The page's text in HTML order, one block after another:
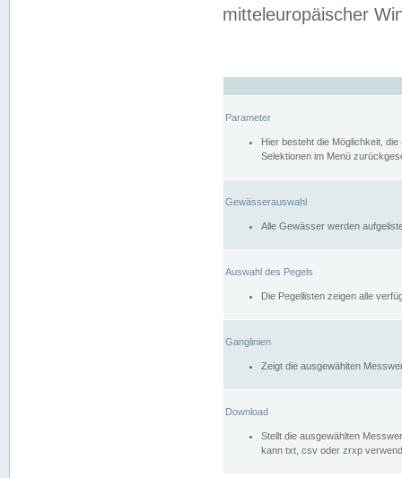
mitteleuropäischer
Parameter
Hier besteht die Möglichkeit,
Selektionen im Menü
Gewässerauswahl
Alle Gewässer werden
Auswahl des Pegels
Die Pegellisten zeigen alle
Ganglinien
Zeigt die ausgewählten
Download
Stellt die ausgewählten
kann txt, csv oder zrxp